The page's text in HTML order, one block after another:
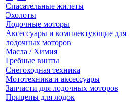
Спасательные жилеты
Эхолоты
Лодочные моторы
Аксессуары и комплектующие для
лодочных моторов
Масла / Химия
Гребные винты
Снегоходная техника
Мототехника и аксессуары
Запчасти для лодочных моторов
Прицепы для лодок